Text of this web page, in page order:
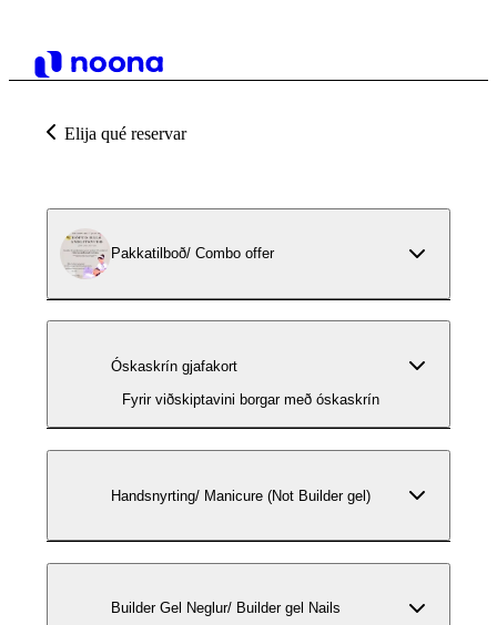
Elija qué reservar
Pakkatilboð/ Combo offer
Óskaskrín gjafakort
Fyrir viðskiptavini borgar með óskaskrín
Handsnyrting/ Manicure (Not Builder gel)
Builder Gel Neglur/ Builder gel Nails